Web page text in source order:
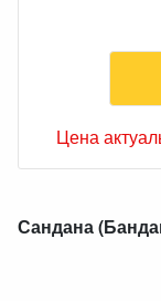
Цена
Сандана